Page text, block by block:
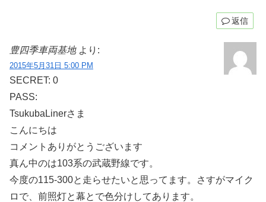
返信
豊四季車両基地 より:
2015年5月31日 5:00 PM
SECRET: 0
PASS:
TsukubaLinerさま
こんにちは
コメントありがとうございます
真ん中のは103系の武蔵野線です。
今度の115-300と走らせたいと思ってます。さすがマイク
ロで、前照灯と幕とで色分けしてあります。